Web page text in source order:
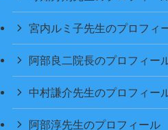
宮内ルミ子先生のプロフィ
阿部良二院長のプロフィー
中村謙介先生のプロフィー
阿部淳先生のプロフィール